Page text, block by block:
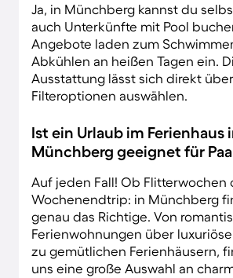
Ja, in Münchberg kannst du
auch Unterkünfte mit Pool
Angebote laden zum
Abkühlen an heißen Tagen ein.
Ausstattung lässt sich direkt
Filteroptionen auswählen.
Ist ein Urlaub im Ferienhaus
Münchberg geeignet für
Auf jeden Fall! Ob Flitterwochen
Wochenendtrip: in Münchberg
genau das Richtige. Von
Ferienwohnungen über
zu gemütlichen Ferienhäusern,
uns eine große Auswahl an